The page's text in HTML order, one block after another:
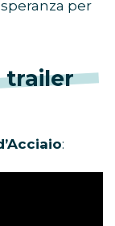
per
trailer
: